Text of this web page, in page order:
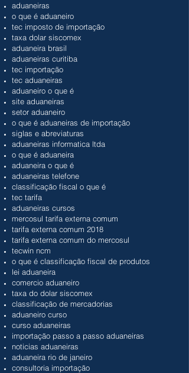
aduaneiras
o que é aduaneiro
tec imposto de importação
taxa dolar siscomex
aduaneira brasil
aduaneiras curitiba
tec importação
tec aduaneiras
aduaneiro o que é
site aduaneiras
setor aduaneiro
o que é aduaneiras de importação
siglas e abreviaturas
aduaneiras informatica ltda
o que é aduaneira
aduaneira o que é
aduaneiras telefone
classificação fiscal o que é
tec tarifa
aduaneiras cursos
mercosul tarifa externa comum
tarifa externa comum 2018
tarifa externa comum do mercosul
tecwin ncm
o que é classificação fiscal de produtos
lei aduaneira
comercio aduaneiro
taxa do dolar siscomex
classificação de mercadorias
aduaneiro curso
curso aduaneiras
importação passo a passo aduaneiras
noticias aduaneiras
aduaneira rio de janeiro
consultoria importação